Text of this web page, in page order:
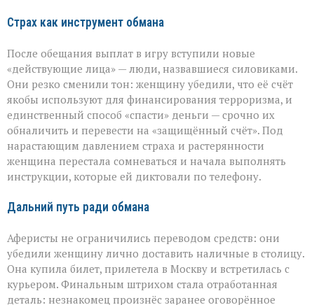
Страх как инструмент обмана
После обещания выплат в игру вступили новые
«действующие лица» — люди, назвавшиеся силовиками.
Они резко сменили тон: женщину убедили, что её счёт
якобы используют для финансирования терроризма, и
единственный способ «спасти» деньги — срочно их
обналичить и перевести на «защищённый счёт». Под
нарастающим давлением страха и растерянности
женщина перестала сомневаться и начала выполнять
инструкции, которые ей диктовали по телефону.
Дальний путь ради обмана
Аферисты не ограничились переводом средств: они
убедили женщину лично доставить наличные в столицу.
Она купила билет, прилетела в Москву и встретилась с
курьером. Финальным штрихом стала отработанная
деталь: незнакомец произнёс заранее оговорённое